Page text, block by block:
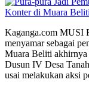
Kaganga.com MUSI
menyamar sebagai
Muara Beliti
Dusun IV Desa
usai melakukan aksi